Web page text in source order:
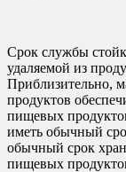
Срок службы
удаляемой из
Приблизительно,
продуктов
пищевых
иметь обычный
обычный срок
пищевых